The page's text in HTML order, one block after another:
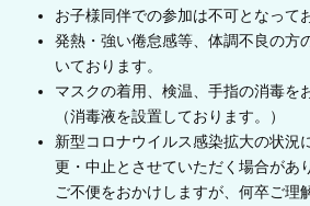
お子様同伴での参加は不可となって
発熱・強い倦怠感等、体調不良の方
いております。
マスクの着用、検温、手指の消毒を
（消毒液を設置しております。）
新型コロナウイルス感染拡大の状況
更・中止とさせていただく場合があ
ご不便をおかけしますが、何卒ご理